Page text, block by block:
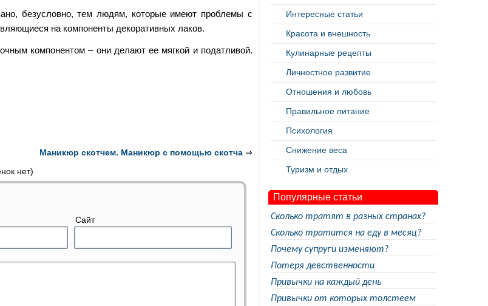
безусловно, тем людям, которые имеют проблемы с
на компоненты декоративных лаков.
компонентом – они делают ее мягкой и податливой.
Маникюр скотчем. Маникюр с помощью скотча⇒
нет)
Сайт
Интересные статьи
Красота и внешность
Кулинарные рецепты
Личностное развитие
Отношения и любовь
Правильное питание
Психология
Снижение веса
Туризм и отдых
Популярные статьи
Сколько тратят в разных странах?
Сколько тратится на еду в месяц?
Почему супруги изменяют?
Потеря девственности
Привычки на каждый день
Привычки от которых толстеем